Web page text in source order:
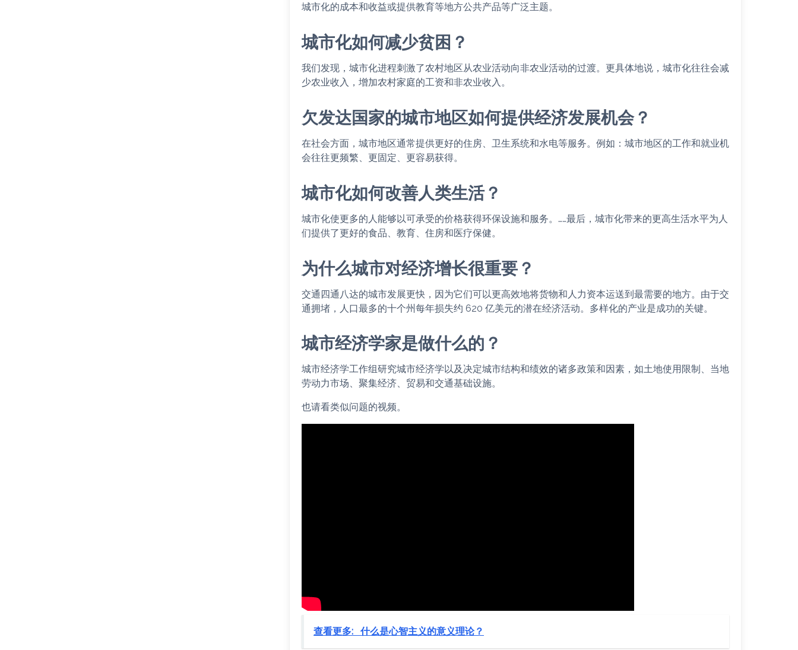
城市化的成本和收益或提供教育等地方公共产品等广泛主题。
城市化如何减少贫困？
我们发现，城市化进程刺激了农村地区从农业活动向非农业活动的过渡。更具体地说，城市化往往会减
少农业收入，增加农村家庭的工资和非农业收入。
欠发达国家的城市地区如何提供经济发展机会？
在社会方面，城市地区通常提供更好的住房、卫生系统和水电等服务。例如：城市地区的工作和就业机
会往往更频繁、更固定、更容易获得。
城市化如何改善人类生活？
城市化使更多的人能够以可承受的价格获得环保设施和服务。……最后，城市化带来的更高生活水平为人
们提供了更好的食品、教育、住房和医疗保健。
为什么城市对经济增长很重要？
交通四通八达的城市发展更快，因为它们可以更高效地将货物和人力资本运送到最需要的地方。由于交
通拥堵，人口最多的十个州每年损失约 620 亿美元的潜在经济活动。多样化的产业是成功的关键。
城市经济学家是做什么的？
城市经济学工作组研究城市经济学以及决定城市结构和绩效的诸多政策和因素，如土地使用限制、当地
劳动力市场、聚集经济、贸易和交通基础设施。
也请看类似问题的视频。
查看更多: 什么是心智主义的意义理论？